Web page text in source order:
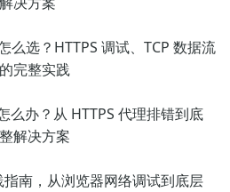
么选？HTTPS 调试、TCP 数据流
完整实践
么办？从 HTTPS 代理排错到底
解决方案
南，从浏览器网络调试到底层